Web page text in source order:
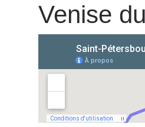
Venise